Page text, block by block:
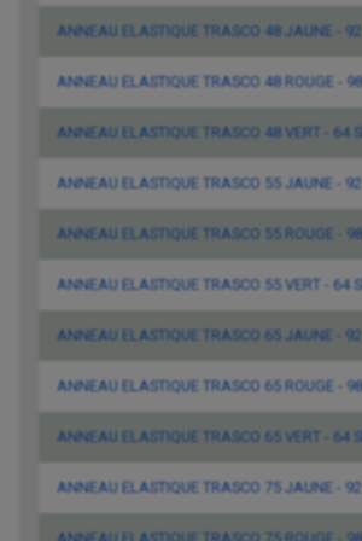
ANNEAU ELASTIQUE TRASCO 48 JAUNE -
ANNEAU ELASTIQUE TRASCO 48 ROUGE -
ANNEAU ELASTIQUE TRASCO 48 VERT - 64
ANNEAU ELASTIQUE TRASCO 55 JAUNE -
ANNEAU ELASTIQUE TRASCO 55 ROUGE -
ANNEAU ELASTIQUE TRASCO 55 VERT - 64
ANNEAU ELASTIQUE TRASCO 65 JAUNE -
ANNEAU ELASTIQUE TRASCO 65 ROUGE -
ANNEAU ELASTIQUE TRASCO 65 VERT - 64
ANNEAU ELASTIQUE TRASCO 75 JAUNE -